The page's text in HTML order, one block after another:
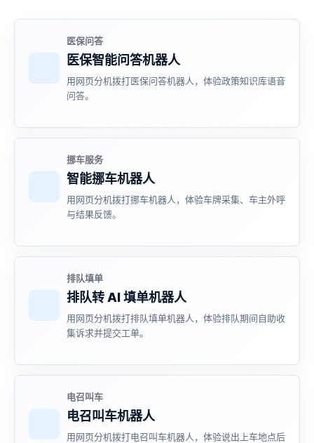
医保问答
医保智能问答机器人
用网页分机拨打医保问答机器人，体验政策知识库语音
问答。
挪车服务
智能挪车机器人
用网页分机拨打挪车机器人，体验车牌采集、车主外呼
与结果反馈。
排队填单
排队转 AI 填单机器人
用网页分机拨打排队填单机器人，体验排队期间自助收
集诉求并提交工单。
电召叫车
电召叫车机器人
用网页分机拨打电召叫车机器人，体验说出上车地点后